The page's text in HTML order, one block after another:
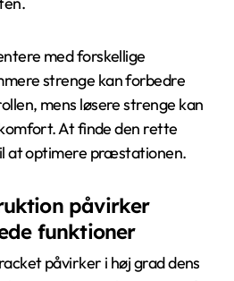
med forskellige
strenge kan forbedre
mens løsere strenge kan
At finde den rette
at optimere præstationen.
påvirker
funktioner
påvirker i høj grad dens